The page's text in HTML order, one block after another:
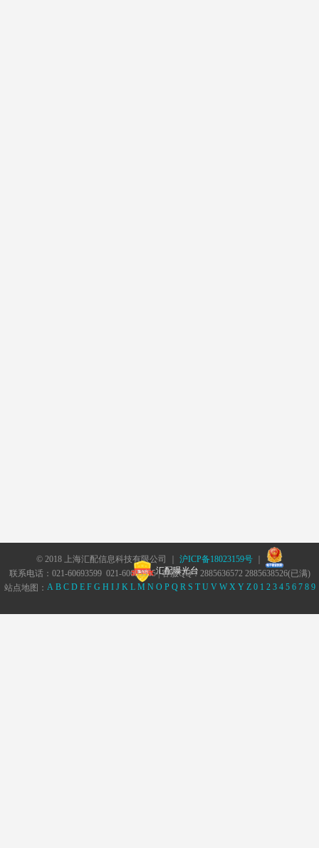
© 2018 上海汇配信息科技有限公司 ｜ 沪ICP备18023159号｜
汇配曝光台
联系电话：021-60693599 021-60693555 | 客服QQ：2885636572 2885638526(已满)
站点地图： A B C D E F G H I J K L M N O P Q R S T U V W X Y Z 0 1 2 3 4 5 6 7 8 9